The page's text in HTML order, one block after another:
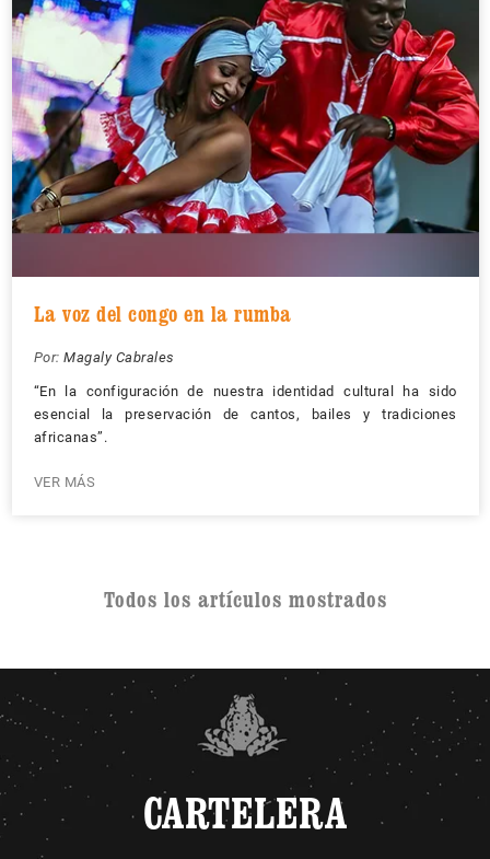
La voz del congo en la rumba
Por: Magaly Cabrales
“En la configuración de nuestra identidad cultural ha sido
esencial la preservación de cantos, bailes y tradiciones
africanas”.
VER MÁS
Todos los artículos mostrados
CARTELERA